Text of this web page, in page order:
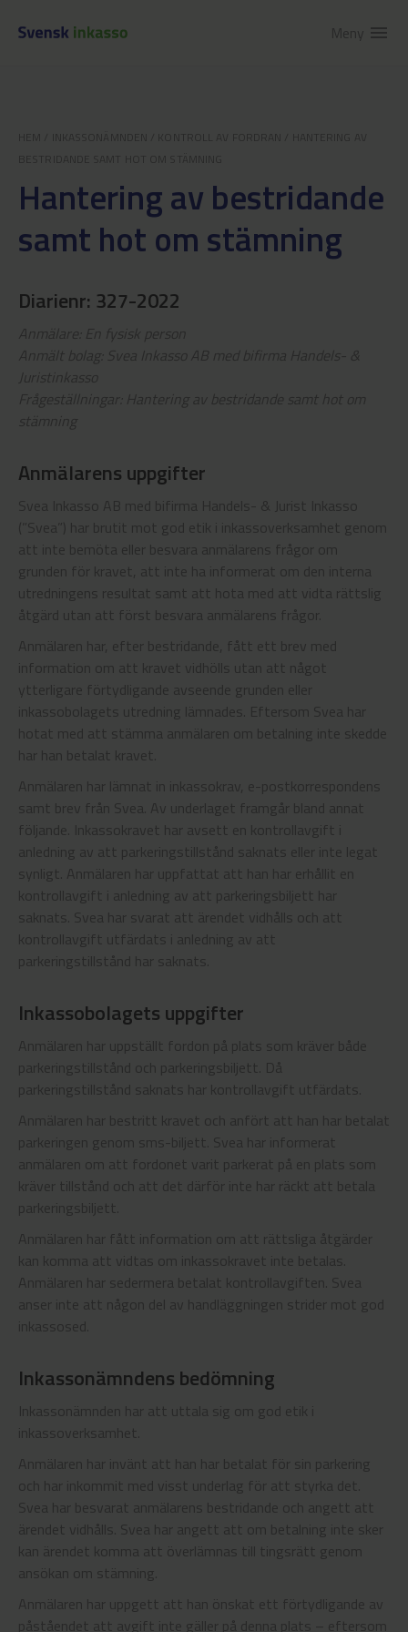
Meny menu
KONTROLL AV FORDRAN
HANTERING AV
BESTRIDANDE SAMT HOT OM STÄMNING
Hantering av bestridande
samt hot om stämning
Diarienr: 327-2022
Anmälare: En fysisk person
Anmält bolag: Svea Inkasso AB med bifirma Handels- &
Juristinkasso
Frågeställningar: Hantering av bestridande samt hot om
stämning
Anmälarens uppgifter
Svea Inkasso AB med bifirma Handels- & Jurist Inkasso
(”Svea”) har brutit mot god etik i inkassoverksamhet genom
att inte bemöta eller besvara anmälarens frågor om
grunden för kravet, att inte ha informerat om den interna
utredningens resultat samt att hota med att vidta rättslig
åtgärd utan att först besvara anmälarens frågor.
Anmälaren har, efter bestridande, fått ett brev med
information om att kravet vidhölls utan att något
ytterligare förtydligande avseende grunden eller
inkassobolagets utredning lämnades. Eftersom Svea har
hotat med att stämma anmälaren om betalning inte skedde
har han betalat kravet.
Anmälaren har lämnat in inkassokrav, e-postkorrespondens
samt brev från Svea. Av underlaget framgår bland annat
följande. Inkassokravet har avsett en kontrollavgift i
anledning av att parkeringstillstånd saknats eller inte legat
synligt. Anmälaren har uppfattat att han har erhållit en
kontrollavgift i anledning av att parkeringsbiljett har
saknats. Svea har svarat att ärendet vidhålls och att
kontrollavgift utfärdats i anledning av att
parkeringstillstånd har saknats.
Inkassobolagets uppgifter
Anmälaren har uppställt fordon på plats som kräver både
parkeringstillstånd och parkeringsbiljett. Då
parkeringstillstånd saknats har kontrollavgift utfärdats.
Anmälaren har bestritt kravet och anfört att han har betalat
parkeringen genom sms-biljett. Svea har informerat
anmälaren om att fordonet varit parkerat på en plats som
kräver tillstånd och att det därför inte har räckt att betala
parkeringsbiljett.
Anmälaren har fått information om att rättsliga åtgärder
kan komma att vidtas om inkassokravet inte betalas.
Anmälaren har sedermera betalat kontrollavgiften. Svea
anser inte att någon del av handläggningen strider mot god
inkassosed.
Inkassonämndens bedömning
Inkassonämnden har att uttala sig om god etik i
inkassoverksamhet.
Anmälaren har invänt att han har betalat för sin parkering
och har inkommit med visst underlag för att styrka det.
Svea har besvarat anmälarens bestridande och angett att
ärendet vidhålls. Svea har angett att om betalning inte sker
kan ärendet komma att överlämnas till tingsrätt genom
ansökan om stämning.
Anmälaren har uppgett att han önskat ett förtydligande av
påståendet att avgift inte gäller på denna plats – eftersom